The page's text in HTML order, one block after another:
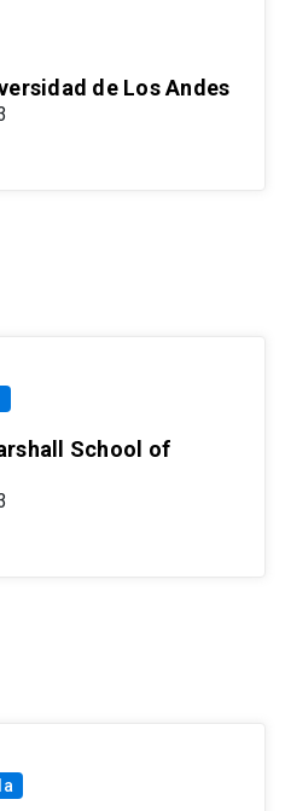
de Los Andes
School of